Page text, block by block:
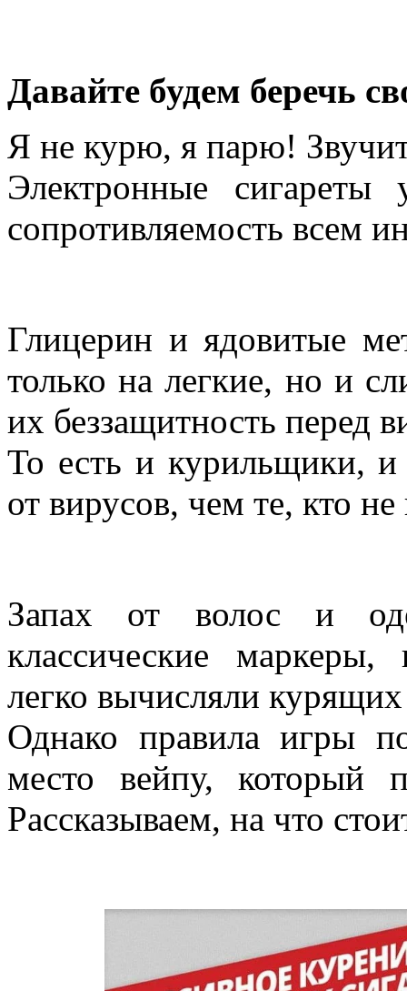
Давайте будем беречь
Я не курю, я парю!
Электронные
сопротивляемость всем
Глицерин и ядовитые
только на легкие, но и
их беззащитность перед
То есть и курильщики, и
от вирусов, чем те, кто не
Запах от волос и
классические
легко вычисляли
Однако правила игры
место вейпу, который
Рассказываем, на что